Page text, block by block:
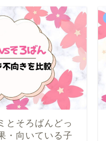
とそろばんどっ
・向いている子